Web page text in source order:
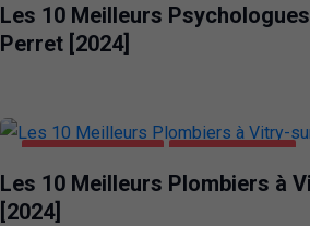
Les 10 Meilleurs
Perret [2024]
Les 10 Meilleurs Plombiers à
[2024]